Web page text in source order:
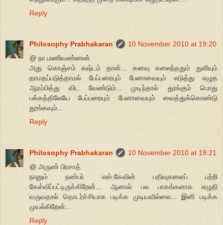
Reply
Philosophy Prabhakaran
10 November 2010 at 19:20
@ நா.மணிவண்ணன்
அது கொஞ்சம் கஷ்டம் தான்... கனவு கலைந்ததும் துளியும்
தாமதப்படுத்தாமல் பேப்பரையும் பேனாவையும் எடுத்து எழுத
ஆரம்பித்து விட வேண்டும்... முடிந்தால் தூங்கும் பொது
பக்கத்திலேயே பேப்பரையும் பேனாவையும் வைத்துக்கொண்டு
தூங்கவும்...
Reply
Philosophy Prabhakaran
10 November 2010 at 19:21
@ அருண் பிரசாத்
நானும் நண்பர் எஸ்.கேவின் பதிவுகளைப் பற்றி
கேள்விப்பட்டிருக்கிறேன்... ஆனால் பல பாகங்களாக எழுதி
வருவதால் தொடர்ச்சியாக படிக்க முடியவில்லை... இனி படிக்க
முயல்கிறேன்...
Reply